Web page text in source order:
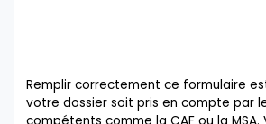
Remplir correctement ce formulaire
votre dossier soit pris en compte par
compétents comme la CAF ou la MSA.